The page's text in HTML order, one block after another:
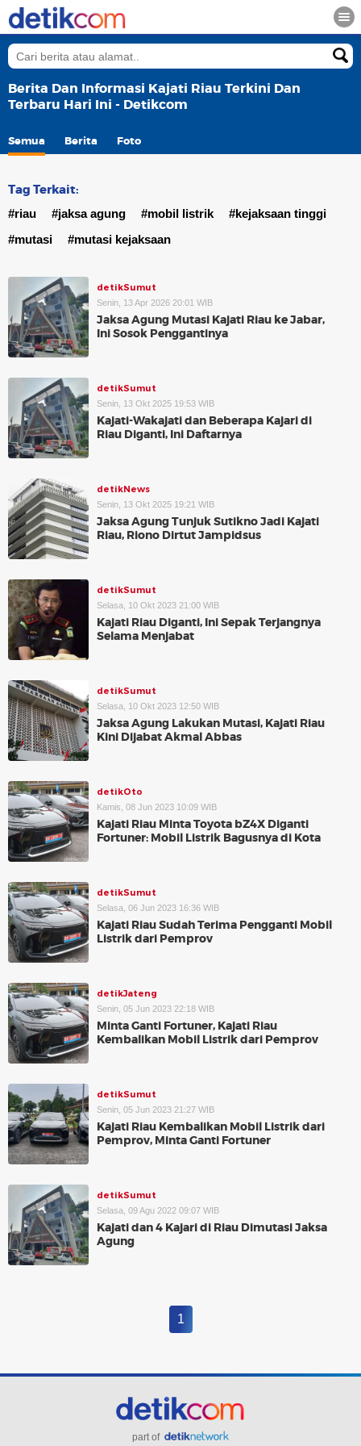
Berita Dan Informasi Kajati Riau Terkini Dan
Terbaru Hari Ini - Detikcom
Semua Berita Foto
Tag Terkait:
#riau #jaksa agung #mobil listrik
#kejaksaan tinggi
#mutasi
#mutasi kejaksaan
detikSumut
Senin, 13 Apr 2026 20:01 WIB
Jaksa Agung Mutasi Kajati Riau ke Jabar,
Ini Sosok Penggantinya
detikSumut
Senin, 13 Okt 2025 19:53 WIB
Kajati-Wakajati dan Beberapa Kajari di
Riau Diganti, Ini Daftarnya
detikNews
Senin, 13 Okt 2025 19:21 WIB
Jaksa Agung Tunjuk Sutikno Jadi Kajati
Riau, Riono Dirtut Jampidsus
detikSumut
Selasa, 10 Okt 2023 21:00 WIB
Kajati Riau Diganti, Ini Sepak Terjangnya
Selama Menjabat
detikSumut
Selasa, 10 Okt 2023 12:50 WIB
Jaksa Agung Lakukan Mutasi, Kajati Riau
Kini Dijabat Akmal Abbas
detikOto
Kamis, 08 Jun 2023 10:09 WIB
Kajati Riau Minta Toyota bZ4X Diganti
Fortuner: Mobil Listrik Bagusnya di Kota
detikSumut
Selasa, 06 Jun 2023 16:36 WIB
Kajati Riau Sudah Terima Pengganti Mobil
Listrik dari Pemprov
detikJateng
Senin, 05 Jun 2023 22:18 WIB
Minta Ganti Fortuner, Kajati Riau
Kembalikan Mobil Listrik dari Pemprov
detikSumut
Senin, 05 Jun 2023 21:27 WIB
Kajati Riau Kembalikan Mobil Listrik dari
Pemprov, Minta Ganti Fortuner
detikSumut
Selasa, 09 Agu 2022 09:07 WIB
Kajati dan 4 Kajari di Riau Dimutasi Jaksa
Agung
1
part of